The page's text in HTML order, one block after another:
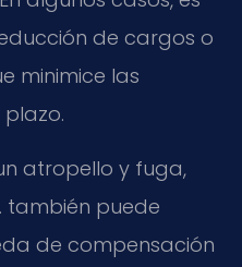
de cargos o
minimice las
atropello y fuga,
también puede
de compensación